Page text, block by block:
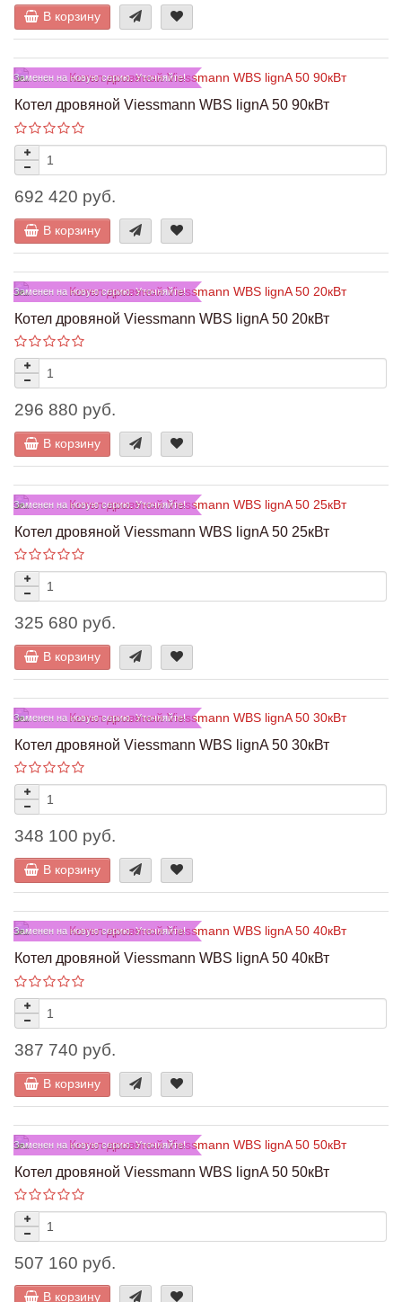
В корзину
Заменен на новую серию. Уточняйте!
Котел дровяной Viessmann WBS lignA 50 90кВт
692 420 руб.
В корзину
Заменен на новую серию. Уточняйте!
Котел дровяной Viessmann WBS lignA 50 20кВт
296 880 руб.
В корзину
Заменен на новую серию. Уточняйте!
Котел дровяной Viessmann WBS lignA 50 25кВт
325 680 руб.
В корзину
Заменен на новую серию. Уточняйте!
Котел дровяной Viessmann WBS lignA 50 30кВт
348 100 руб.
В корзину
Заменен на новую серию. Уточняйте!
Котел дровяной Viessmann WBS lignA 50 40кВт
387 740 руб.
В корзину
Заменен на новую серию. Уточняйте!
Котел дровяной Viessmann WBS lignA 50 50кВт
507 160 руб.
В корзину